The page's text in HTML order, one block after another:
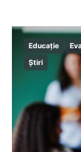
Educație
Știri